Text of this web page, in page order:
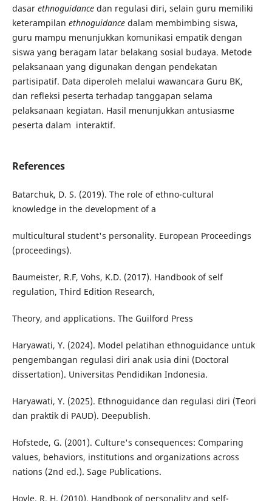
dasar ethnoguidancedan regulasi diri, selain guru memiliki
keterampilan ethnoguidancedalam membimbing siswa,
guru mampu menunjukkan komunikasi empatik dengan
siswa yang beragam latar belakang sosial budaya. Metode
pelaksanaan yang digunakan dengan pendekatan
partisipatif. Data diperoleh melalui wawancara Guru BK,
dan refleksi peserta terhadap tanggapan selama
pelaksanaan kegiatan. Hasil menunjukkan antusiasme
peserta dalam interaktif.
References
Batarchuk, D. S. (2019). The role of ethno-cultural
knowledge in the development of a
multicultural student's personality. European Proceedings
(proceedings).
Baumeister, R.F, Vohs, K.D. (2017). Handbook of self
regulation, Third Edition Research,
Theory, and applications. The Guilford Press
Haryawati, Y. (2024). Model pelatihan ethnoguidance untuk
pengembangan regulasi diri anak usia dini (Doctoral
dissertation). Universitas Pendidikan Indonesia.
Haryawati, Y. (2025). Ethnoguidance dan regulasi diri (Teori
dan praktik di PAUD). Deepublish.
Hofstede, G. (2001). Culture's consequences: Comparing
values, behaviors, institutions and organizations across
nations (2nd ed.). Sage Publications.
Hoyle, R. H. (2010). Handbook of personality and self-